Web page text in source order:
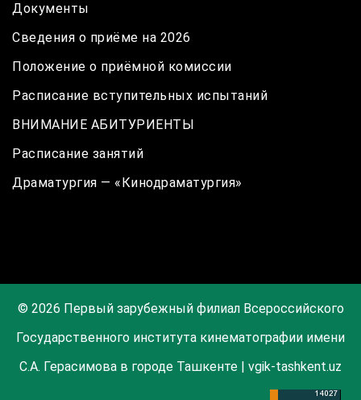
Документы
Сведения о приёме на 2026
Положение о приёмной комиссии
Расписание вступительных испытаний
ВНИМАНИЕ АБИТУРИЕНТЫ
Расписание занятий
Драматургия — «Кинодраматургия»
© 2026 Первый зарубежный филиал Всероссийского
Государственного института кинематографии имени
С.А. Герасимова в городе Ташкенте | vgik-tashkent.uz